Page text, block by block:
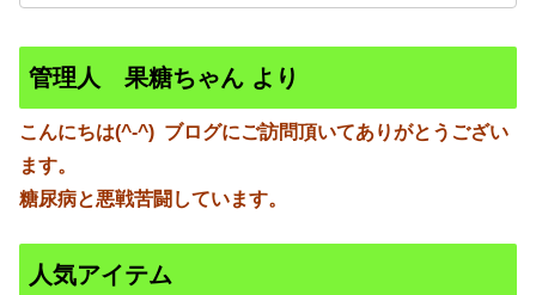
管理人 果糖ちゃん より
こんにちは(^-^) ブログにご訪問頂いてありがとうござい
ます。
糖尿病と悪戦苦闘しています。
人気アイテム